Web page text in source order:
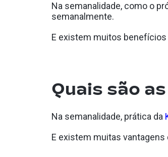
Na semanalidade, como o
semanalmente.
E existem muitos
Quais são
Na semanalidade, prática da
E existem muitas vantagens